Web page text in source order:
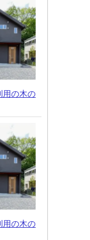
用の木の
用の木の